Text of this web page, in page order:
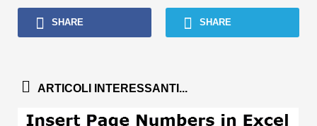
SHARE SHARE
ARTICOLI INTERESSANTI...